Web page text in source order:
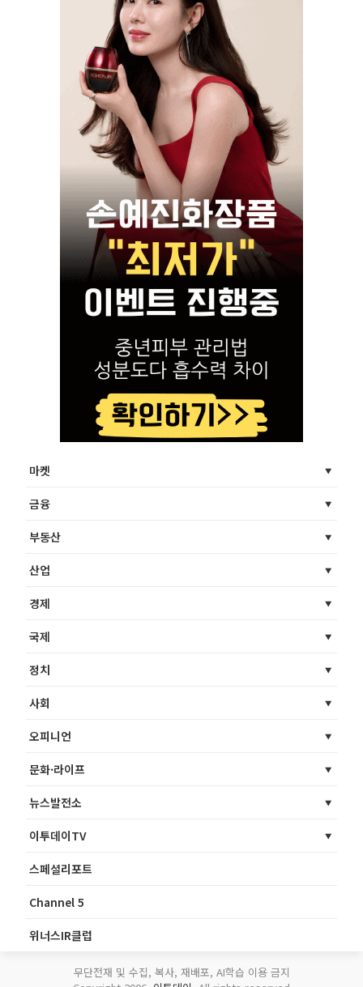
마켓
금융
부동산
산업
경제
국제
정치
사회
오피니언
문화·라이프
뉴스발전소
이투데이TV
스페셜리포트
Channel 5
위너스IR클럽
무단전재 및 수집, 복사, 재배포, AI학습 이용 금지